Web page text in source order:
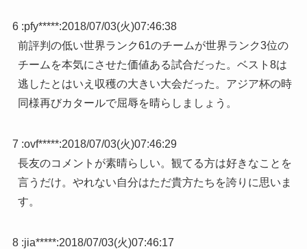
6 :pfy*****:2018/07/03(火)07:46:38
前評判の低い世界ランク61のチームが世界ランク3位の
チームを本気にさせた価値ある試合だった。ベスト8は
逃したとはいえ収穫の大きい大会だった。アジア杯の時
同様再びカタールで屈辱を晴らしましょう。
7 :ovf*****:2018/07/03(火)07:46:29
長友のコメントが素晴らしい。観てる方は好きなことを
言うだけ。やれない自分はただ貴方たちを誇りに思いま
す。
8 :jia*****:2018/07/03(火)07:46:17